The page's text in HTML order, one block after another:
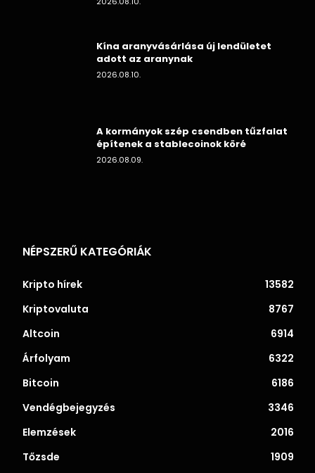
Kína aranyvásárlása új lendületet
adott az aranynak
2026.08.10.
A kormányok szép csendben tűzfalat
építenek a stablecoinok köré
2026.08.09.
NÉPSZERŰ KATEGÓRIÁK
Kripto hírek
13582
Kriptovaluta
8767
Altcoin
6914
Árfolyam
6322
Bitcoin
6186
Vendégbejegyzés
3346
Elemzések
2016
Tőzsde
1909